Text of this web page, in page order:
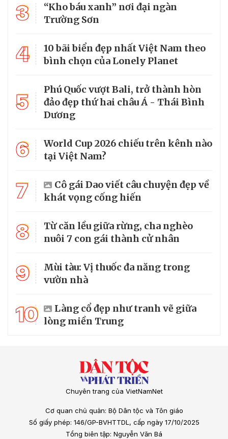
3
“Kho báu xanh” nơi đại ngàn
Trường Sơn
4
10 bãi biển đẹp nhất Việt Nam theo
bình chọn của Lonely Planet
5
Phú Quốc vượt Bali, trở thành hòn
đảo đẹp thứ hai châu Á - Thái Bình
Dương
6
World Cup 2026 chiếu trên kênh nào
tại Việt Nam?
7
Cô gái Dao viết câu chuyện đẹp về
khát vọng cống hiến
8
Từ căn lều giữa rừng, cha nghèo
nuôi 7 con gái thành cử nhân
9
Mùi tàu: Vị thuốc đa năng trong
vườn nhà
10
Làng cổ đẹp như tranh vẽ giữa
lòng miền Trung
Chuyên trang của VietNamNet
Cơ quan chủ quản: Bộ Dân tộc và Tôn giáo
Số giấy phép: 146/GP-BVHTTDL, cấp ngày 17/10/2025
Tổng biên tập: Nguyễn Văn Bá